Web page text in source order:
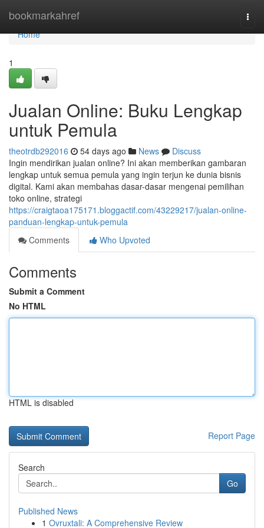
bookmarkahref
Home
Home
1
Jualan Online: Buku Lengkap
untuk Pemula
theotrdb292016 54 days ago News
Discuss
Ingin mendirikan jualan online? Ini akan memberikan gambaran
lengkap untuk semua pemula yang ingin terjun ke dunia bisnis
digital. Kami akan membahas dasar-dasar mengenai pemilihan
toko online, strategi
https://craigtaoa175171.bloggactif.com/43229217/jualan-online-
panduan-lengkap-untuk-pemula
Comments
Who Upvoted
Comments
Submit a Comment
No HTML
HTML is disabled
Report Page
Search
Go
Published News
1 Ovruxtali: A Comprehensive Review